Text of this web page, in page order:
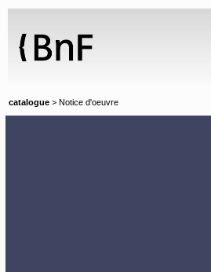
catalogue > Notice d'oeuvre